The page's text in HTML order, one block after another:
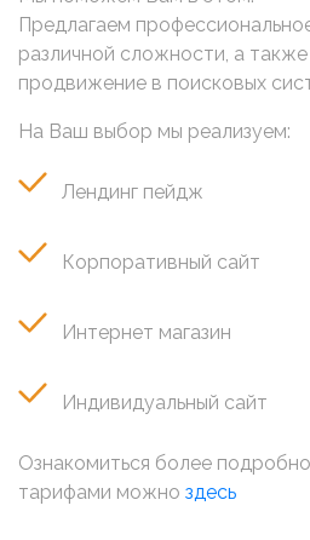
Предлагаем
различной сложности, а
продвижение в поисковых
На Ваш выбор мы реализуем:
Лендинг пейдж
Корпоративный сайт
Интернет магазин
Индивидуальный сайт
Ознакомиться более
тарифами можно здесь